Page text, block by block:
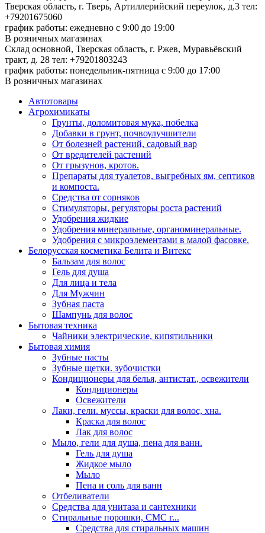
Тверская область, г. Тверь, Артиллерийский переулок, д.3 тел:
+79201675060
график работы: ежедневно с 9:00 до 19:00
В розничных магазинах
Склад основной, Тверская область, г. Ржев, Муравьёвский
тракт, д. 28 тел: +79201803243
график работы: понедельник-пятница с 9:00 до 17:00
В розничных магазинах
Автотовары
Агрохимикаты
Грунты, доломитовая мука, побелка
Добавки в грунт, почвоулучшители
От болезней растений, садовый вар
От вредителей растений
От грызунов, кротов.
Препараты для туалетов, выгребных ям, септиков
и компоста.
Средства от сорняков
Стимуляторы, регуляторы роста растений
Удобрения жидкие
Удобрения минеральные, органоминеральные.
Удобрения с микроэлементами в малой фасовке.
Белорусская косметика Белита и Витекс
Бальзам для волос
Гель для душа
Для лица и тела
Для Мужчин
Зубная паста
Шампунь для волос
Бытовая техника
Чайники электрические, кипятильники
Бытовая химия
Зубные пасты
Зубные щетки. зубочистки
Кондиционеры для белья, антистат., освежители
Кондиционеры
Освежители
Лаки, гели. муссы, краски для волос, хна.
Краска для волос
Лак для волос
Мыло, гели для душа, пена для ванн.
Гель для душа
Жидкое мыло
Мыло
Пена и соль для ванн
Отбеливатели
Средства для унитаза и сантехники
Стиральные порошки, СМС г...
Средства для стиральных машин